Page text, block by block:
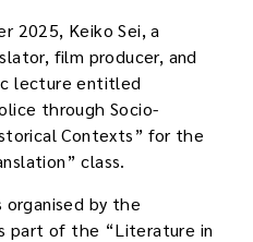
2025, Keiko Sei, a
film producer, and
lecture entitled
through Socio-
Contexts” for the
class.
organised by the
part of the “Literature in